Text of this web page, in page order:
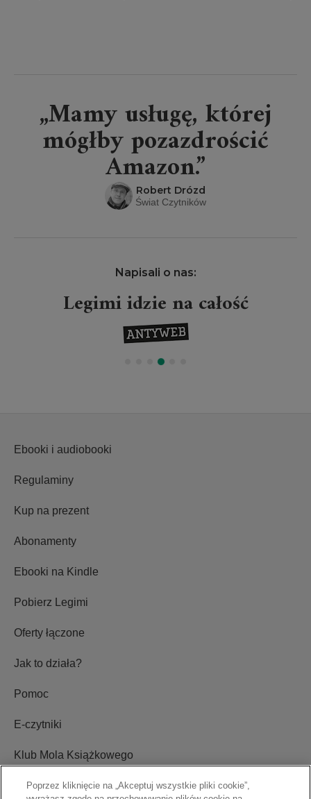
„Mamy usługę, której
mógłby pozazdrościć
Amazon.”
Robert Drózd
Świat Czytników
Napisali o nas:
Legimi idzie na całość
Ebooki i audiobooki
Regulaminy
Kup na prezent
Abonamenty
Ebooki na Kindle
Pobierz Legimi
Oferty łączone
Jak to działa?
Pomoc
E-czytniki
Klub Mola Książkowego
Ustawienia plików cookie
Poprzez kliknięcie na „Akceptuj wszystkie pliki cookie”,